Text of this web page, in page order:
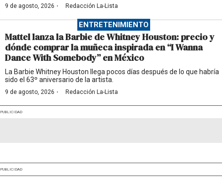
9 de agosto, 2026 · Redacción La-Lista
ENTRETENIMIENTO
Mattel lanza la Barbie de Whitney Houston: precio y
dónde comprar la muñeca inspirada en “I Wanna
Dance With Somebody” en México
La Barbie Whitney Houston llega pocos días después de lo que habría
sido el 63º aniversario de la artista.
9 de agosto, 2026 · Redacción La-Lista
PUBLICIDAD
PUBLICIDAD